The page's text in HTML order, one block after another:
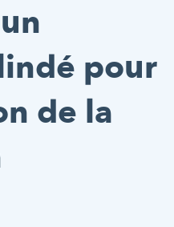
pour
de la